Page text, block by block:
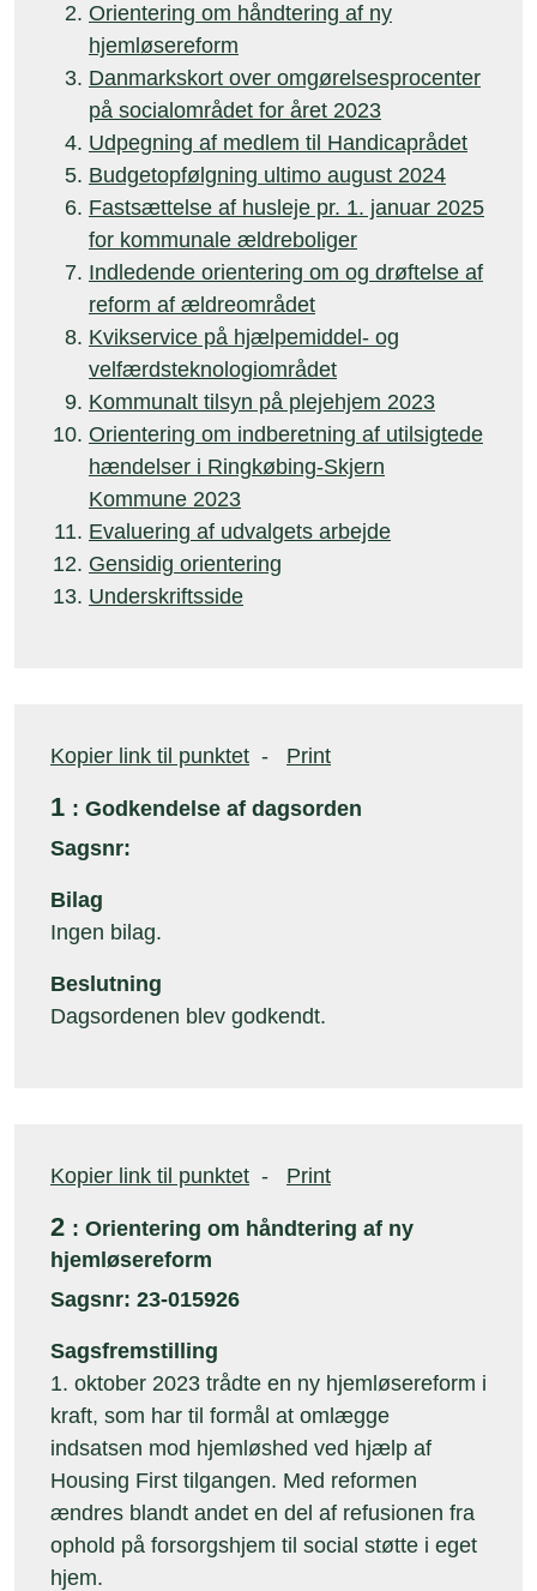
Orientering om håndtering af ny
hjemløsereform
Danmarkskort over omgørelsesprocenter
på socialområdet for året 2023
Udpegning af medlem til Handicaprådet
Budgetopfølgning ultimo august 2024
Fastsættelse af husleje pr. 1. januar 2025
for kommunale ældreboliger
Indledende orientering om og drøftelse af
reform af ældreområdet
Kvikservice på hjælpemiddel- og
velfærdsteknologiområdet
Kommunalt tilsyn på plejehjem 2023
Orientering om indberetning af utilsigtede
hændelser i Ringkøbing-Skjern
Kommune 2023
Evaluering af udvalgets arbejde
Gensidig orientering
Underskriftsside
Kopier link til punktet - Print
1 : Godkendelse af dagsorden
Sagsnr:
Bilag
Ingen bilag.
Beslutning
Dagsordenen blev godkendt.
Kopier link til punktet - Print
2 : Orientering om håndtering af ny
hjemløsereform
Sagsnr: 23-015926
Sagsfremstilling
1. oktober 2023 trådte en ny hjemløsereform i
kraft, som har til formål at omlægge
indsatsen mod hjemløshed ved hjælp af
Housing First tilgangen. Med reformen
ændres blandt andet en del af refusionen fra
ophold på forsorgshjem til social støtte i eget
hjem.